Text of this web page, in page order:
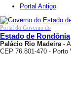
Portal Antigo
Portal do Governo do
Estado de Rondônia
Palácio Rio Madeira-
CEP 76.801-470 - Porto